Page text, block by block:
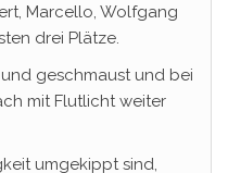
Marcello, Wolfgang
drei Plätze.
geschmaust und bei
mit Flutlicht weiter
umgekippt sind,